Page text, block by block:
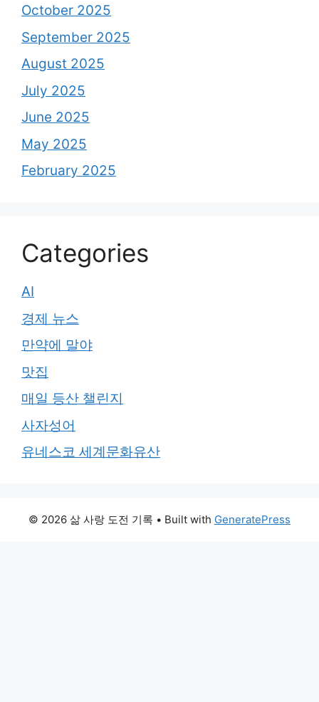
October 2025
September 2025
August 2025
July 2025
June 2025
May 2025
February 2025
Categories
AI
경제 뉴스
만약에 말야
맛집
매일 등산 챌린지
사자성어
유네스코 세계문화유산
© 2026 삶 사랑 도전 기록 • Built with GeneratePress